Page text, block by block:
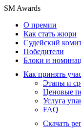
SM Awards
О премии
Как стать жюри
Судейский
Победители
Блоки и
Как принять
Этапы и
Ценовые
Услуга
FAQ
Скачать